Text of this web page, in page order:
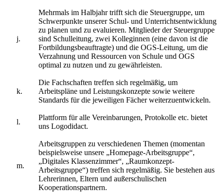
j.
Mehrmals im Halbjahr trifft sich die Steuergruppe, um
Schwerpunkte unserer Schul- und Unterrichtsentwicklung
zu planen und zu evaluieren. Mitglieder der Steuergruppe
sind Schulleitung, zwei Kolleginnen (eine davon ist die
Fortbildungsbeauftragte) und die OGS-Leitung, um die
Verzahnung und Ressourcen von Schule und OGS
optimal zu nutzen und zu gewährleisten.
k.
Die Fachschaften treffen sich regelmäßig, um
Arbeitspläne und Leistungskonzepte sowie weitere
Standards für die jeweiligen Fächer weiterzuentwickeln.
l.
Plattform für alle Vereinbarungen, Protokolle etc. bietet
uns Logodidact.
m.
Arbeitsgruppen zu verschiedenen Themen (momentan
beispielsweise unsere „Homepage-Arbeitsgruppe“,
„Digitales Klassenzimmer“, „Raumkonzept-
Arbeitsgruppe“) treffen sich regelmäßig. Sie bestehen aus
Lehrerinnen, Eltern und außerschulischen
Kooperationspartnern.